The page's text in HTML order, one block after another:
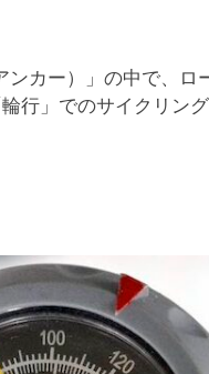
カー）」の中で、ロ
行」でのサイクリン